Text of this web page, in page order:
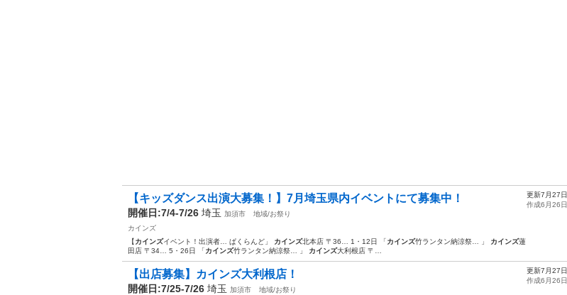
【キッズダンス出演大募集！】7月埼玉県内イベントにて募集中！
開催日:7/4-7/26 埼玉 加須市
地域/お祭り
カインズ
【カインズイベント！出演者… ぱくらんど」 カインズ北本店 〒36… 1・12日 「カインズ竹ランタン納涼祭… 」 カインズ蓮
田店 〒34… 5・26日 「カインズ竹ランタン納涼祭… 」 カインズ大利根店 〒…
更新7月27日
作成6月26日
【出店募集】カインズ大利根店！
開催日:7/25-7/26 埼玉 加須市
地域/お祭り
更新7月27日
作成6月26日